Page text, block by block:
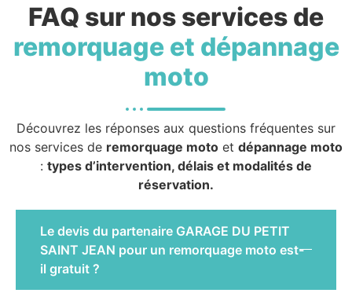
FAQ sur nos services de
remorquage et dépannage
moto
Découvrez les réponses aux questions fréquentes sur
nos services de remorquage moto et dépannage moto
: types d’intervention, délais et modalités de
réservation.
Le devis du partenaire GARAGE DU PETIT
SAINT JEAN pour un remorquage moto est-
il gratuit ?